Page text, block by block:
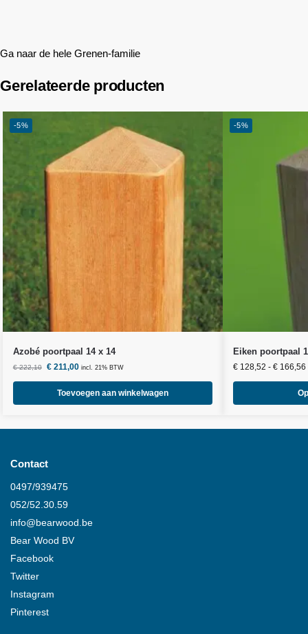
Ga naar de hele Grenen-familie
Gerelateerde producten
-5%
Azobé poortpaal 14 x 14
€222,10 €211,00 incl. 21% BTW
Toevoegen aan winkelwagen
-5%
Eiken poortpaal
€128,52 - €166,56
Contact
0497/939475
052/52.30.59
info@bearwood.be
Bear Wood BV
Facebook
Twitter
Instagram
Pinterest